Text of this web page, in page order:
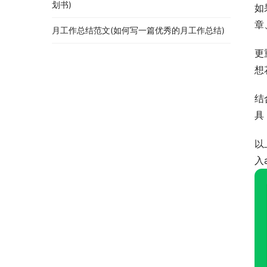
如
章
更
想
结
具
以
划书)
月工作总结范文(如何写一篇优秀的月工作总结)